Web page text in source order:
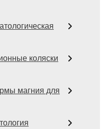
коляски
магния для